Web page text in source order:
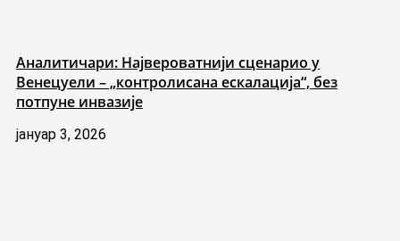
Аналитичари: Највероватнији сценарио у
Венецуели – „контролисана ескалација“, без
потпуне инвазије
јануар 3, 2026